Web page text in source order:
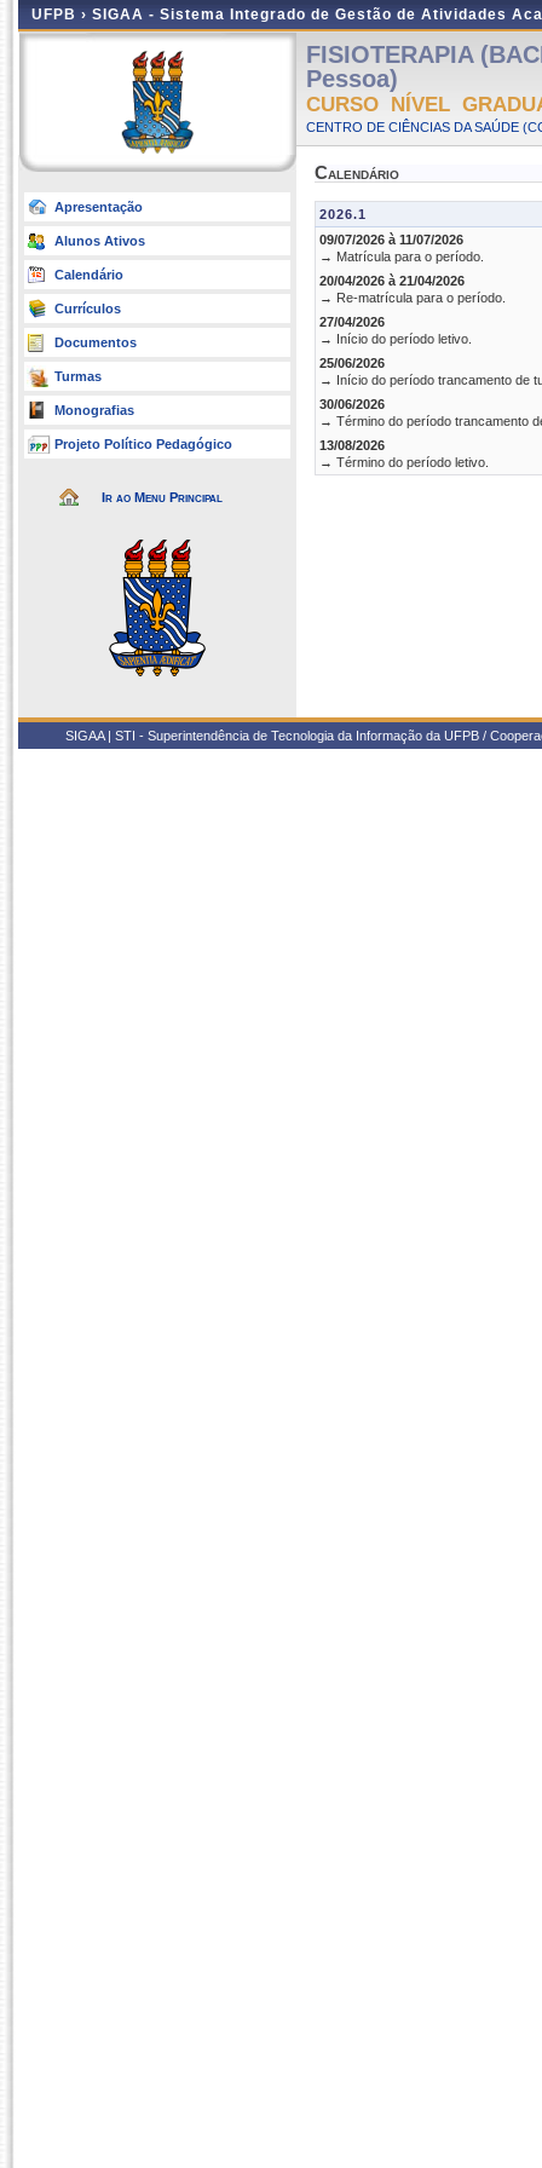
UFPB › SIGAA - Sistema Integrado de Gestão de Atividades
Apresentação
Alunos Ativos
Calendário
Currículos
Documentos
Turmas
Monografias
Projeto Político Pedagógico
Ir ao Menu Principal
FISIOTERAPIA
Pessoa)
CURSO NÍVEL
CENTRO DE CIÊNCIAS DA SAÚDE
Calendário
2026.1
09/07/2026 à 11/07/2026
→ Matrícula para o período.
20/04/2026 à 21/04/2026
→ Re-matrícula para o período.
27/04/2026
→ Início do período letivo.
25/06/2026
→ Início do período trancamento de
30/06/2026
→ Término do período trancamento
13/08/2026
→ Término do período letivo.
SIGAA | STI - Superintendência de Tecnologia da Informação da UFPB /